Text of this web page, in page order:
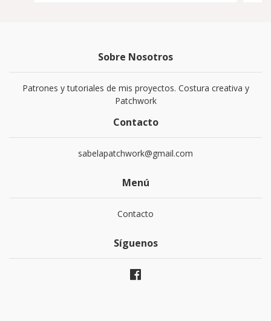
Sobre Nosotros
Patrones y tutoriales de mis proyectos. Costura creativa y
Patchwork
Contacto
sabelapatchwork@gmail.com
Menú
Contacto
Síguenos